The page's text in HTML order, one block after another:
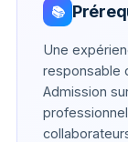
📚
Une
responsable
Admission